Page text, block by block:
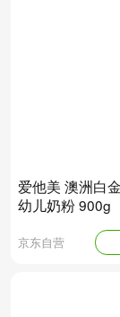
爱他美 澳洲白
幼儿奶粉 900g
京东自营